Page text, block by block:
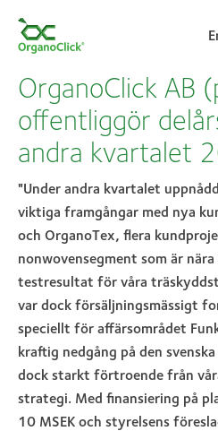
Search for:
OrganoClick AB
offentliggör
andra kvartalet
"Under andra kvartalet
viktiga framgångar med nya
och OrganoTex, flera
nonwovensegment som är
testresultat för våra
var dock försäljningsmässigt
speciellt för affärsområdet
kraftig nedgång på den
dock starkt förtroende från
strategi. Med finansiering på
10 MSEK och styrelsens